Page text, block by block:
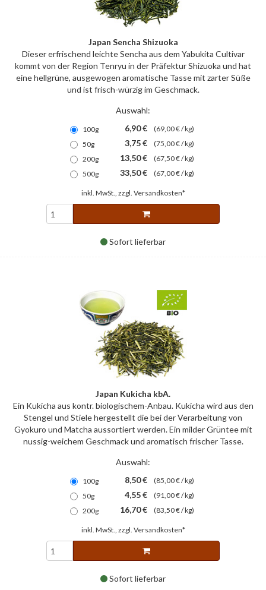
Japan Sencha Shizuoka
Dieser erfrischend leichte Sencha aus dem Yabukita Cultivar
kommt von der Region Tenryu in der Präfektur Shizuoka und hat
eine hellgrüne, ausgewogen aromatische Tasse mit zarter Süße
und ist frisch-würzig im Geschmack.
Auswahl:
100g 6,90 €
(69,00 € / kg)
50g
3,75 €
(75,00 € / kg)
200g
13,50 €
(67,50 € / kg)
500g
33,50 € (67,00 € / kg)
inkl. MwSt., zzgl. Versandkosten*
Sofort lieferbar
Japan Kukicha kbA.
Ein Kukicha aus kontr. biologischem-Anbau. Kukicha wird aus den
Stengel und Stiele hergestellt die bei der Verarbeitung von
Gyokuro und Matcha aussortiert werden. Ein milder Grüntee mit
nussig-weichem Geschmack und aromatisch frischer Tasse.
Auswahl:
100g 8,50 €
(85,00 € / kg)
50g
4,55 €
(91,00 € / kg)
200g
16,70 € (83,50 € / kg)
inkl. MwSt., zzgl. Versandkosten*
Sofort lieferbar